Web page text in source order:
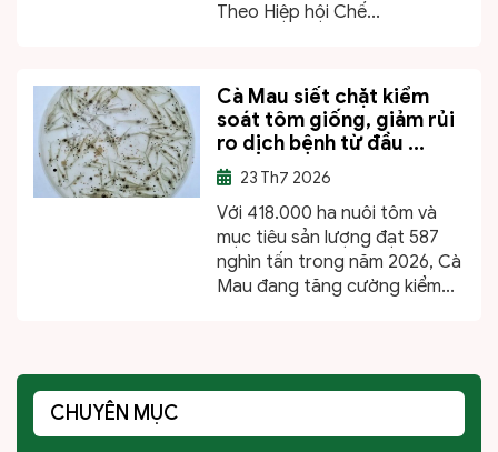
Theo Hiệp hội Chế...
Cà Mau siết chặt kiểm
soát tôm giống, giảm rủi
ro dịch bệnh từ đầu ...
23 Th7 2026
Với 418.000 ha nuôi tôm và
mục tiêu sản lượng đạt 587
nghìn tấn trong năm 2026, Cà
Mau đang tăng cường kiểm...
CHUYÊN MỤC